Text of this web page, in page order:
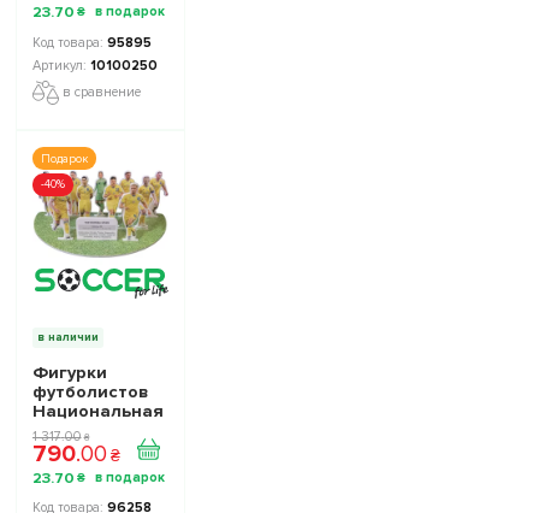
Collection 1
10100250
23.70 ₴
95895
10100250
в сравнение
Подарок
-40%
в наличии
Фигурки
футболистов
Национальная
Сборная
Украины TOP
FOOTBALL
STARS
Collection 2
1 317.00 ₴
790.00 ₴
23.70 ₴
96258